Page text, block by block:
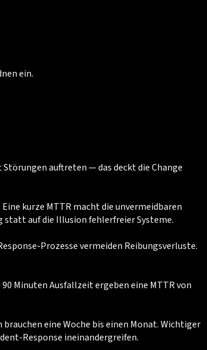
ein.
auftreten — das deckt die Change
kurze MTTR macht die unvermeidbaren
statt auf die Illusion fehlerfreier Systeme.
Prozesse vermeiden Reibungsverluste.
Minuten Ausfallzeit ergeben eine MTTR von
eine Woche bis einen Monat. Wichtiger
Response ineinandergreifen.